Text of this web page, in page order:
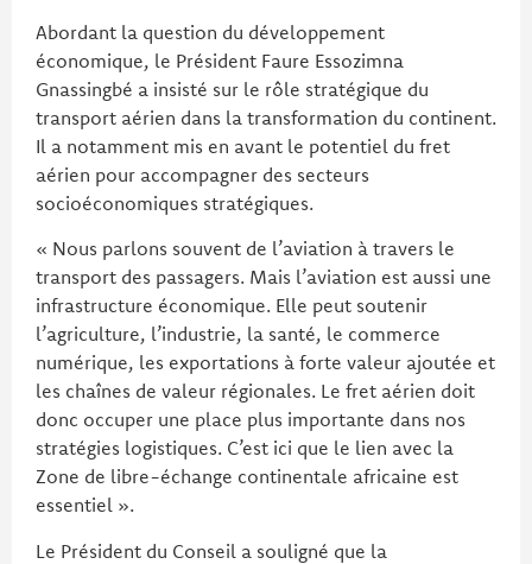
Abordant la question du développement
économique, le Président Faure Essozimna
Gnassingbé a insisté sur le rôle stratégique du
transport aérien dans la transformation du continent.
Il a notamment mis en avant le potentiel du fret
aérien pour accompagner des secteurs
socioéconomiques stratégiques.
« Nous parlons souvent de l’aviation à travers le
transport des passagers. Mais l’aviation est aussi une
infrastructure économique. Elle peut soutenir
l’agriculture, l’industrie, la santé, le commerce
numérique, les exportations à forte valeur ajoutée et
les chaînes de valeur régionales. Le fret aérien doit
donc occuper une place plus importante dans nos
stratégies logistiques. C’est ici que le lien avec la
Zone de libre-échange continentale africaine est
essentiel ».
Le Président du Conseil a souligné que la